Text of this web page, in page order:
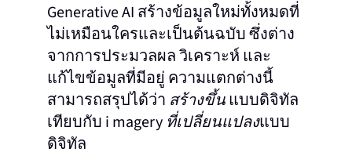
Generative AI สร้างข้อมูลใหม่ทั้งหมดที่
ไม่เหมือนใครและเป็นต้นฉบับ ซึ่งต่าง
จากการประมวลผล วิเคราะห์ และ
แก้ไขข้อมูลที่มีอยู่ ความแตกต่างนี้
สามารถสรุปได้ว่า สร้างขึ้นแบบดิจิทัล
เทียบกับ i magery ที่เปลี่ยนแปลงแบบ
ดิจิทัล